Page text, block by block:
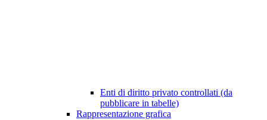
Enti di diritto privato controllati (da
pubblicare in tabelle)
Rappresentazione grafica